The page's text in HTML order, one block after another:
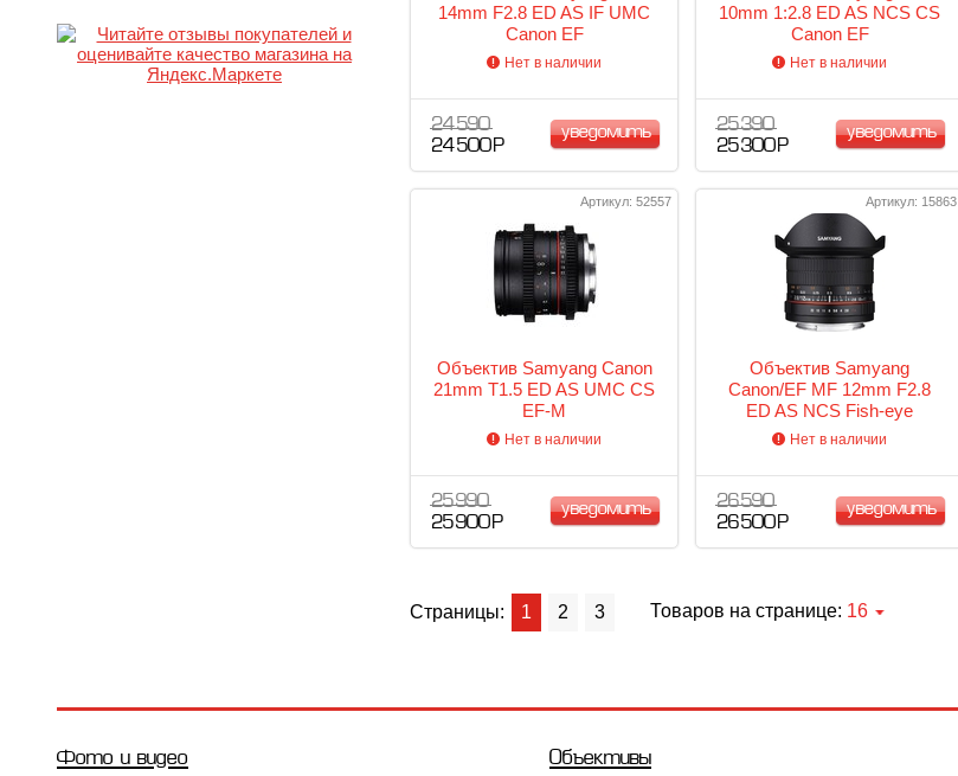
14mm F2.8 ED AS IF UMC
Canon EF
Нет в наличии
24 590
24 500 Р
уведомить
10mm 1:2.8 ED AS NCS CS
Canon EF
Нет в наличии
25 390
25 300 Р
уведомить
Артикул: 52557
Объектив Samyang Canon
21mm T1.5 ED AS UMC CS
EF-M
Нет в наличии
25 990
25 900 Р
уведомить
Артикул: 15863
Объектив Samyang
Canon/EF MF 12mm F2.8
ED AS NCS Fish-eye
Нет в наличии
26 590
26 500 Р
уведомить
Страницы: 1 2 3 Товаров на странице: 16
Фото и видео Объективы